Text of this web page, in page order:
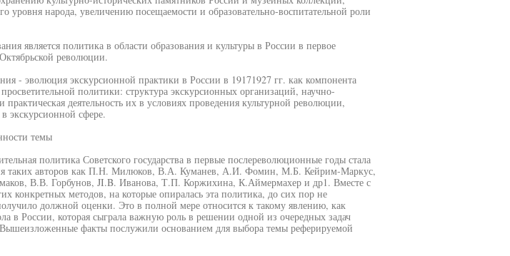
уровня народа, увеличению посещаемости и образовательно-воспитательной роли
является политика в области образования и культуры в России в первое
революции.
- эволюция экскурсионной практики в России в 19171927 гг. как компонента
политики: структура экскурсионных организаций, научно-
практическая деятельность их в условиях проведения культурной революции,
экскурсионной сфере.
темы
политика Советского государства в первые послереволюционные годы стала
таких авторов как П.Н. Милюков, В.А. Куманев, А.И. Фомин, М.Б. Кейрим-Маркус,
В.В. Горбунов, JI.B. Иванова, Т.П. Коржихина, К.Аймермахер и др1. Вместе с
конкретных методов, на которые опиралась эта политика, до сих пор не
должной оценки. Это в полной мере относится к такому явлению, как
в России, которая сыграла важную роль в решении одной из очередных задач
Вышеизложенные факты послужили основанием для выбора темы реферируемой